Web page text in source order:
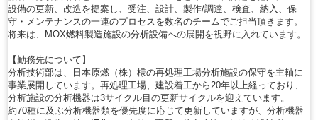
設備の更新、改造を提案し、受注、設計、製作/調達、検査、納入、保
守・メンテナンスの一連のプロセスを数名のチームでご担当頂きます。
将来は、MOX燃料製造施設の分析設備への展開を視野に入れています。
【勤務先について】
分析技術部は、日本原燃（株）様の再処理工場分析施設の保守を主軸に
事業展開しています。再処理工場、建設着工から20年以上経っており、
分析施設の分析機器は3サイクル目の更新サイクルを迎えています。
約70種に及ぶ分析機器類を優先度に応じて更新していますが、分析機器